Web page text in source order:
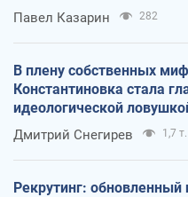
Павел Казарин 282
В плену собственных
Константиновка стала
идеологической
оккупантов
Дмитрий Снегирев 1,7 т.
Рекрутинг: